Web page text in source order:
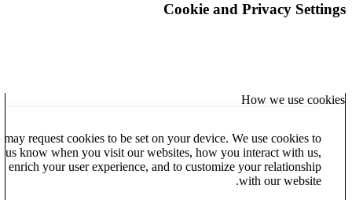
Cookie and Privacy
How we use
We may request cookies to be set on your device. We use cookies to
let us know when you visit our websites, how you interact with us,
to enrich your user experience, and to customize your relationship
with our website.